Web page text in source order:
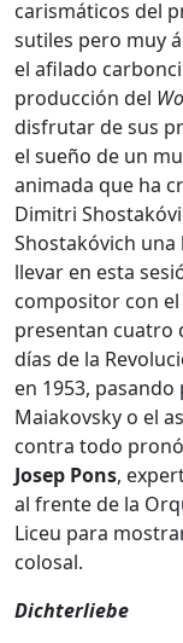
carismáticos del
sutiles pero muy
el afilado
producción del
disfrutar de sus
el sueño de un
animada que ha
Dimitri
Shostakóvich
llevar en esta
compositor con el
presentan cuatro
días de la
en 1953,
Maiakovsky o el
contra todo
Josep Pons,
al frente de la
Liceu para
colosal.
Dichterliebe